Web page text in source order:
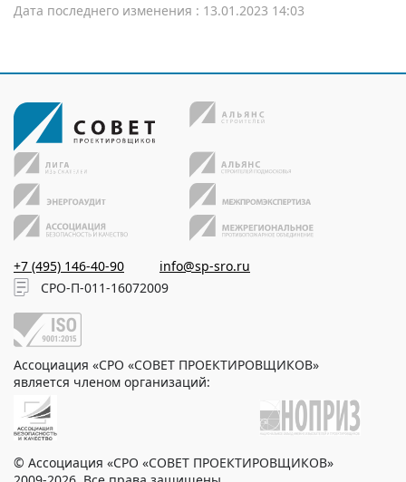
Дата последнего изменения : 13.01.2023 14:03
+7 (495) 146-40-90
info@sp-sro.ru
СРО-П-011-16072009
© Ассоциация «СРО «СОВЕТ ПРОЕКТИРОВЩИКОВ»
Ассоциация «СРО «СОВЕТ ПРОЕКТИРОВЩИКОВ»
является членом организаций: